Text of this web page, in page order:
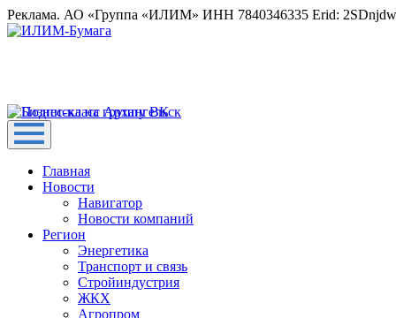
Реклама. АО «Группа «ИЛИМ» ИНН 7840346335 Erid:
Главная
Новости
Навигатор
Новости компаний
Регион
Энергетика
Транспорт и связь
Стройиндустрия
ЖКХ
Агропром